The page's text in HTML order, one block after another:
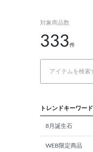
対象商品数
333件
トレンドキーワード
8月誕生石
WEB限定商品